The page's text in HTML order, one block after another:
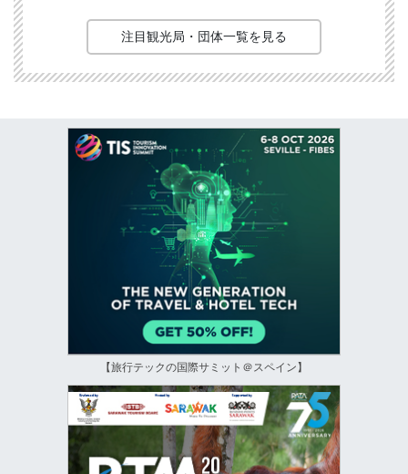
注目観光局・団体一覧を見る
【旅行テックの国際サミット＠スペイン】